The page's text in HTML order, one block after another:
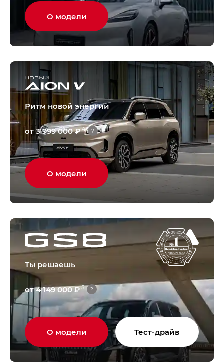
О модели
от 3 999 000 ₽4 ?
Ритм новой энергии
О модели
от 4 149 000 ₽5 ?
Ты решаешь
О модели Тест-драйв